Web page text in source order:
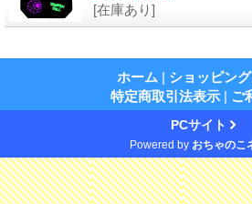
[在庫あり]
ホーム | ショッピン
特定商取引法表示 | ご
PCサイト
Powered by おちゃのこ